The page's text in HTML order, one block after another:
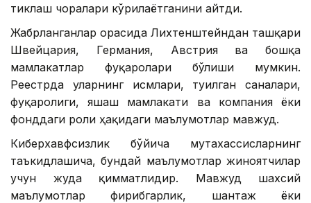
тиклаш чоралари кўрилаётганини айтди.
Жабрланганлар орасида Лихтенштейндан ташқари
Швейцария, Германия, Австрия ва бошқа
мамлакатлар фуқаролари бўлиши мумкин.
Реестрда уларнинг исмлари, туғилган саналари,
фуқаролиги, яшаш мамлакати ва компания ёки
фонддаги роли ҳақидаги маълумотлар мавжуд.
Киберхавфсизлик бўйича мутахассисларнинг
таъкидлашича, бундай маълумотлар жиноятчилар
учун жуда қимматлидир. Мавжуд шахсий
маълумотлар фирибгарлик, шантаж ёки